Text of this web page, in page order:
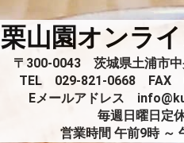
栗山園オンラ
〒300-0043 茨城県土浦市中
TEL 029-821-0668 FAX
Eメールアドレス
毎週日曜日定
営業時間 午前9時 ～